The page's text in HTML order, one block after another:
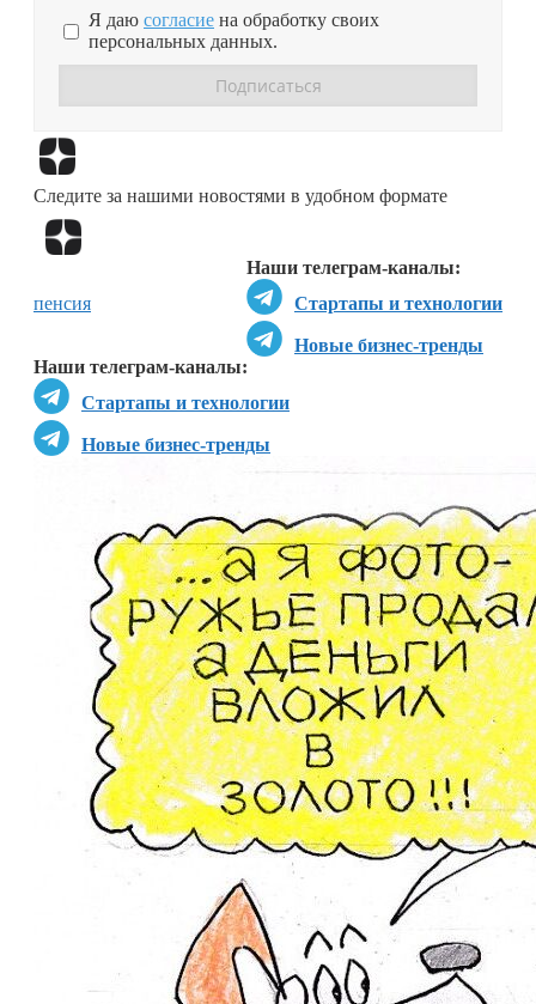
Я даю согласие на обработку своих
персональных данных.
Следите за нашими новостями в удобном формате
Наши телеграм-каналы:
Стартапы и технологии
Новые бизнес-тренды
Наши телеграм-каналы:
Стартапы и технологии
Новые бизнес-тренды
пенсия